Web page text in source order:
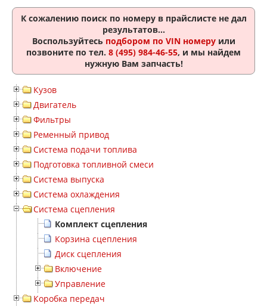
К сожалению поиск по номеру в прайслисте не дал
результатов...
Воспользуйтесь подбором по VIN номеруили
позвоните по тел. 8 (495) 984-46-55, и мы найдем
нужную Вам запчасть!
Кузов
Двигатель
Фильтры
Ременный привод
Система подачи топлива
Подготовка топливной смеси
Система выпуска
Система охлаждения
Система сцепления
Комплект сцепления
Корзина сцепления
Диск сцепления
Включение
Управление
Коробка передач